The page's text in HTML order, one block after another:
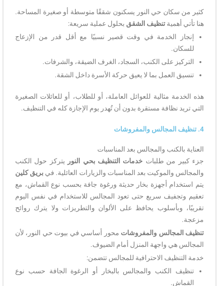
كثير من سكان حي النور يسكنون شققًا متوسطة أو صغيرة المساحة.
هنا تأتي أهميةتنظيف الشقق بحلول عملية سريعة:
إنجاز الخدمة في وقت قصير نسبيًا مع أقل قدر من الإزعاج
للسكان.
التركيز على الكنب، السجاد، الغرف الضيقة، والشرفات.
تنسيق العمل بما لا يعيق حركة الأسرة داخل الشقة.
هذه الخدمة مثالية للعوائل العاملة، أو للطلاب، أو للعائلات الصغيرة
التي تريد نظافة مستقرة بدون أن تُهدر يوم الإجازة كله في التنظيف.
4. تنظيف المجالس والمفروشات
العناية بالكنب والمجالس بعد المناسبات
جزء كبير من طلبات خدمات التنظيف بحي النور
يتركز حول الكنب
والمجالس والموكيت بعد المناسبات والزيارات العائلية. في بريق كلين
يتم استخدام أجهزة بخار حديثة ورغوة جافة بحسب نوع القماش، مع
تعقيم وتجفيف سريع حتى تعود المجالس للاستخدام في نفس اليوم
تقريبًا، وبأسلوب يحافظ على الألوان والتطريزات ولا يترك روائح
مزعجة.
تنظيف المجالس والمفروشات محور أساسي في بيوت حي النور، لأن
المجالس هي واجهة المنزل أمام الضيوف.
خدمة التنظيف الاحترافية للمجالس تتضمن:
تنظيف الكنب والمجالس بالبخار أو الرغوة الجافة حسب نوع
القماش.